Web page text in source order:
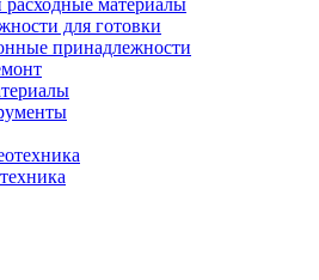
расходные материалы
для готовки
принадлежности